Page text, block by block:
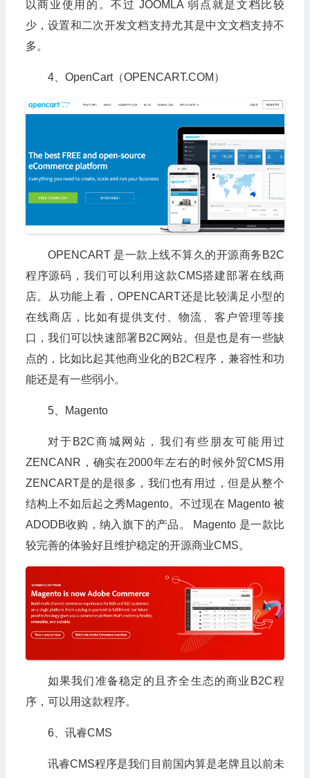
以商业使用的。不过 JOOMLA 弱点就是文档比较
少，设置和二次开发文档支持尤其是中文文档支持不
多。
4、OpenCart（OPENCART.COM）
OPENCART 是一款上线不算久的开源商务B2C
程序源码，我们可以利用这款CMS搭建部署在线商
店。从功能上看，OPENCART还是比较满足小型的
在线商店，比如有提供支付、物流、客户管理等接
口，我们可以快速部署B2C网站。但是也是有一些缺
点的，比如比起其他商业化的B2C程序，兼容性和功
能还是有一些弱小。
5、Magento
对于B2C商城网站，我们有些朋友可能用过
ZENCANR，确实在2000年左右的时候外贸CMS用
ZENCART是的是很多，我们也有用过，但是从整个
结构上不如后起之秀Magento。不过现在 Magento 被
ADODB收购，纳入旗下的产品。 Magento 是一款比
较完善的体验好且维护稳定的开源商业CMS。
如果我们准备稳定的且齐全生态的商业B2C程
序，可以用这款程序。
6、讯睿CMS
讯睿CMS程序是我们目前国内算是老牌且以前未